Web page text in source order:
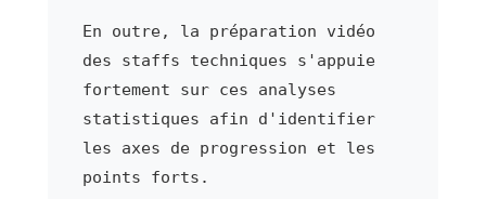
En outre, la préparation vidéo
des staffs techniques s'appuie
fortement sur ces analyses
statistiques afin d'identifier
les axes de progression et les
points forts.